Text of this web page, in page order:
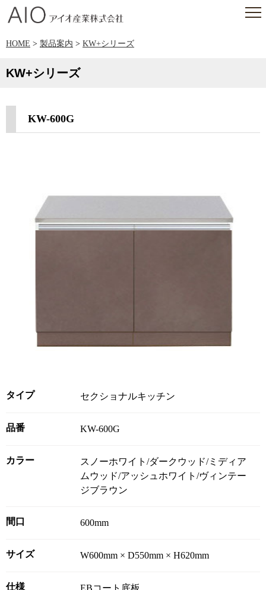
HOME > 製品案内 > KW+シリーズ
KW+シリーズ
KW-600G
タイプ セクショナルキッチン
品番 KW-600G
カラー
スノーホワイト/ダークウッド/ミディア
ムウッド/アッシュホワイト/ヴィンテー
ジブラウン
間口 600mm
サイズ W600mm × D550mm × H620mm
仕様 EBコート底板